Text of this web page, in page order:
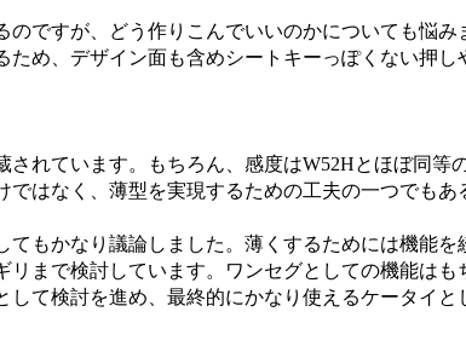
ですが、どう作りこんでいいのかについても悩み
め、デザイン面も含めシートキーっぽくない押し
れています。もちろん、感度はW52Hとほぼ同等
はなく、薄型を実現するための工夫の一つでもあ
もかなり議論しました。薄くするためには機能を
リまで検討しています。ワンセグとしての機能は
して検討を進め、最終的にかなり使えるケータイ